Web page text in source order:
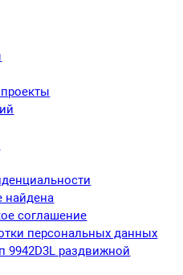
найдена
соглашение
персональных данных
9942D3L раздвижной